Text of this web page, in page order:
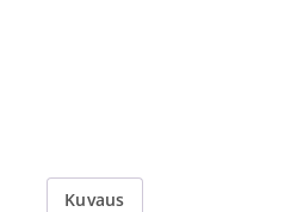
Kuvaus